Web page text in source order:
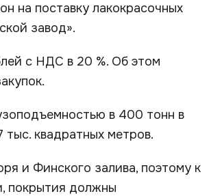
на поставку лакокрасочных
завод».
с НДС в 20 %. Об этом
в 400 тонн в
тыс. квадратных метров.
и Финского залива, поэтому к
покрытия должны